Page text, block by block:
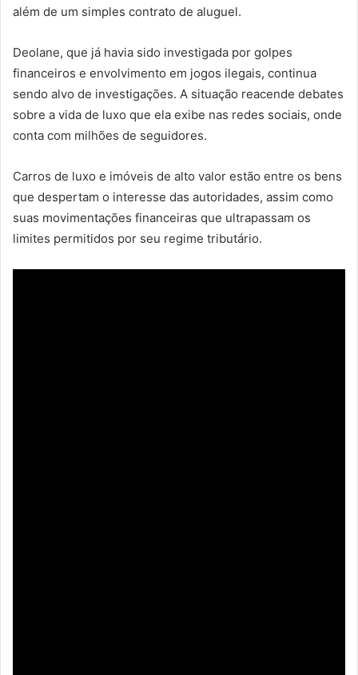
além de um simples contrato de aluguel.
Deolane, que já havia sido investigada por golpes
financeiros e envolvimento em jogos ilegais, continua
sendo alvo de investigações. A situação reacende debates
sobre a vida de luxo que ela exibe nas redes sociais, onde
conta com milhões de seguidores.
Carros de luxo e imóveis de alto valor estão entre os bens
que despertam o interesse das autoridades, assim como
suas movimentações financeiras que ultrapassam os
limites permitidos por seu regime tributário.